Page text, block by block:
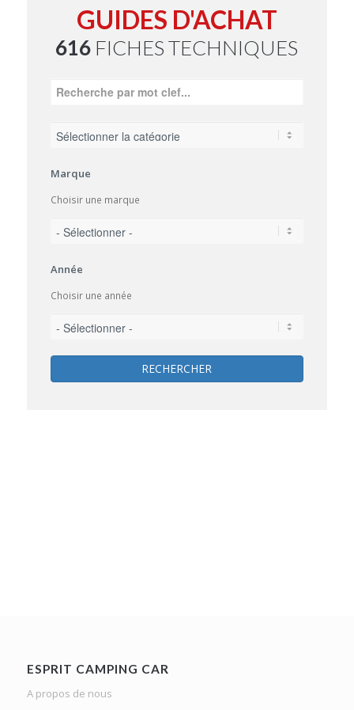
GUIDES D'ACHAT
616 FICHES TECHNIQUES
Marque
Choisir une marque
Année
Choisir une année
RECHERCHER
ESPRIT CAMPING CAR
A propos de nous